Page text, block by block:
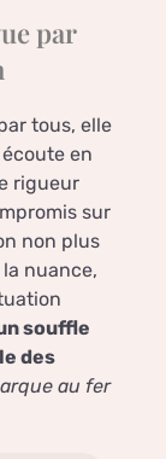
par
tous, elle
en
rigueur
sur
non plus
nuance,
souffle
des
au fer